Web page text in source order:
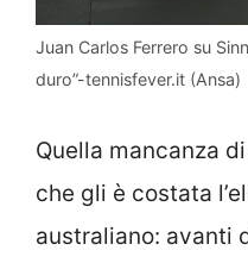
Juan Carlos Ferrero su
duro”-tennisfever.it (Ansa)
Quella mancanza
che gli è costata
australiano: avanti